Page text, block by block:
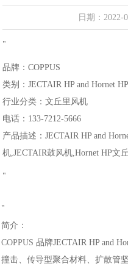
日期：
"
品牌：COPPUS
类别：JECTAIR HP and Hornet HP
行业分类：文丘里风机
电话： 133-7212-5666
产品描述：JECTAIR HP and
机,JECTAIR鼓风机,Hornet HP文
"
"
简介：
COPPUS 品牌JECTAIR HP and
撞击、传导型聚合材料、扩散管